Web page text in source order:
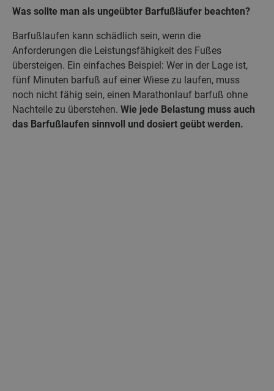
Was sollte man als ungeübter Barfußläufer beachten?
Barfußlaufen kann schädlich sein, wenn die
Anforderungen die Leistungsfähigkeit des Fußes
übersteigen. Ein einfaches Beispiel: Wer in der Lage ist,
fünf Minuten barfuß auf einer Wiese zu laufen, muss
noch nicht fähig sein, einen Marathonlauf barfuß ohne
Nachteile zu überstehen. Wie jede Belastung muss auch
das Barfußlaufen sinnvoll und dosiert geübt werden.